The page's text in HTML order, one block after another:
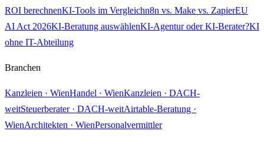
ROI berechnenKI-Tools im Vergleichn8n vs. Make vs. ZapierEU
AI Act 2026KI-Beratung auswählenKI-Agentur oder KI-Berater?KI
ohne IT-Abteilung
Branchen
Kanzleien · WienHandel · WienKanzleien · DACH-
weitSteuerberater · DACH-weitAirtable-Beratung ·
WienArchitekten · WienPersonalvermittler